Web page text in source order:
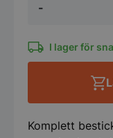
-
200
bestickinsats,
HENDI,
mängd
I lager för
Komplett